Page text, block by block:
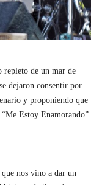
repleto de un mar de
dejaron consentir por
y proponiendo que
Estoy Enamorando”.
nos vino a dar un